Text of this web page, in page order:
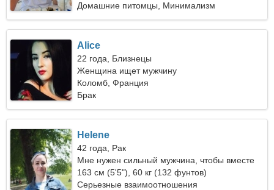
Домашние питомцы, Минимализм
Alice
22 года, Близнецы
Женщина ищет мужчину
Коломб, Франция
Брак
Helene
42 года, Рак
Мне нужен сильный мужчина, чтобы вместе
готовить
163 см (5'5"), 60 кг (132 фунтов)
Серьезные взаимоотношения